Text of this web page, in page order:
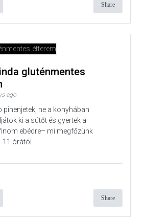
Share
gluténmentes
ago
ne a konyhában
ki a sütőt és gyertek a
ebédre– mi megfőzünk
11 órától
Share